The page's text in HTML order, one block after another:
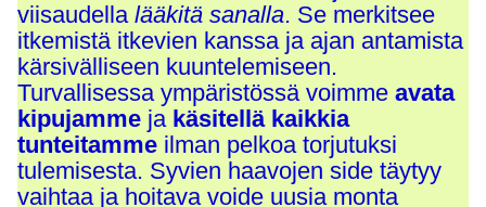
viisaudellalääkitä sanalla. Se merkitsee
itkemistä itkevien kanssa ja ajan antamista
kärsivälliseen kuuntelemiseen.
Turvallisessa ympäristössä voimmeavata
kipujamme ja käsitellä kaikkia
tunteitamme ilman pelkoa torjutuksi
tulemisesta. Syvien haavojen side täytyy
vaihtaa ja hoitava voide uusia monta